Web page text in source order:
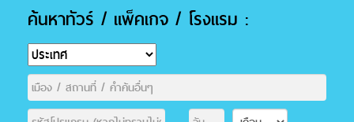
ค้นหาทัวร์ / แพ็คเกจ / โรงแรม :